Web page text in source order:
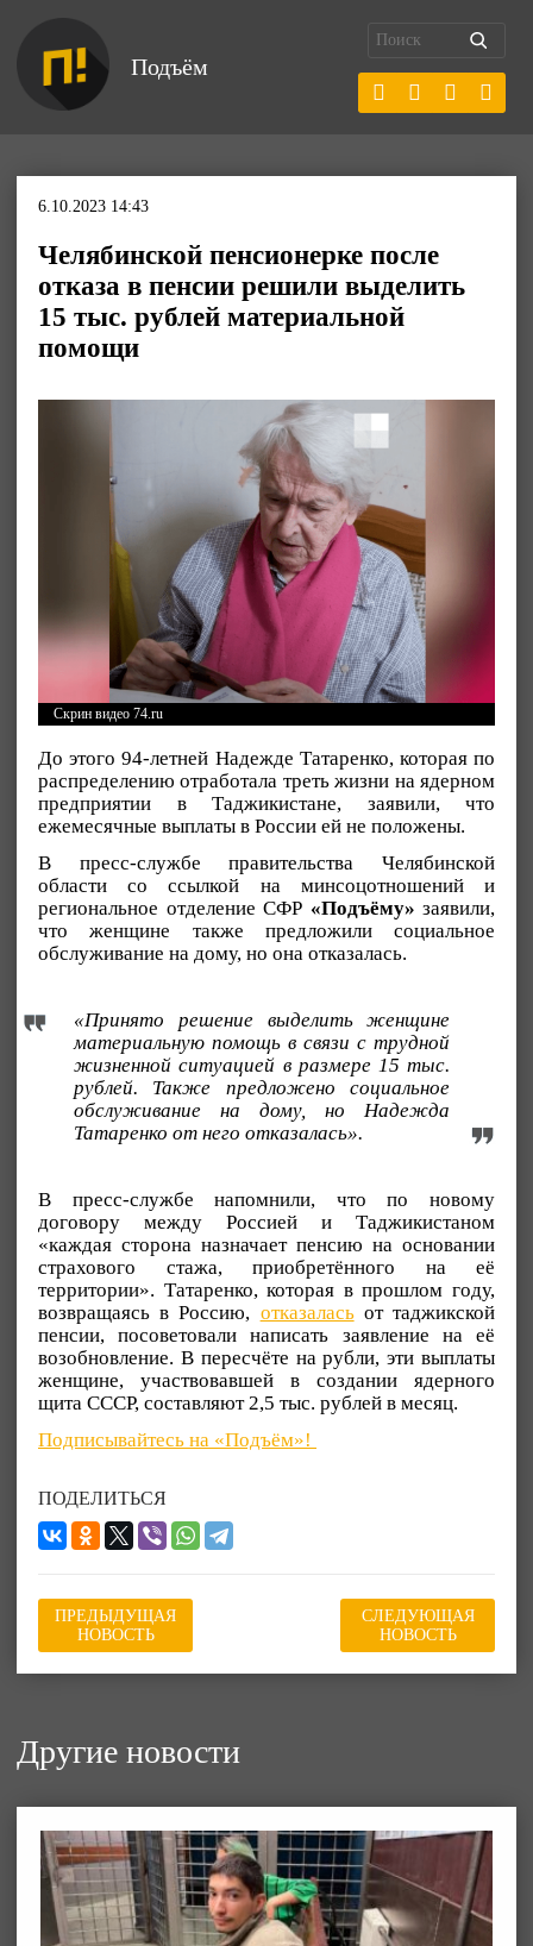
Подъём
6.10.2023 14:43
Челябинской пенсионерке после
отказа в пенсии решили выделить
15 тыс. рублей материальной
помощи
Скрин видео 74.ru
До этого 94-летней Надежде Татаренко, которая по
распределению отработала треть жизни на ядерном
предприятии в Таджикистане, заявили, что
ежемесячные выплаты в России ей не положены.
В пресс-службе правительства Челябинской
области со ссылкой на минсоцотношений и
региональное отделение CФР «Подъёму» заявили,
что женщине также предложили социальное
обслуживание на дому, но она отказалась.
«Принято решение выделить женщине
материальную помощь в связи с трудной
жизненной ситуацией в размере 15 тыс.
рублей. Также предложено социальное
обслуживание на дому, но Надежда
Татаренко от него отказалась».
В пресс-службе напомнили, что по новому
договору между Россией и Таджикистаном
«каждая сторона назначает пенсию на основании
страхового стажа, приобретённого на её
территории». Татаренко, которая в прошлом году,
возвращаясь в Россию, отказаласьот таджикской
пенсии, посоветовали написать заявление на её
возобновление. В пересчёте на рубли, эти выплаты
женщине, участвовавшей в создании ядерного
щита СССР, составляют 2,5 тыс. рублей в месяц.
Подписывайтесь на «Подъём»!
ПОДЕЛИТЬСЯ
ПРЕДЫДУЩАЯ
НОВОСТЬ
СЛЕДУЮЩАЯ
НОВОСТЬ
Другие новости